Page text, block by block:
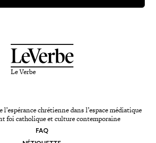
Le Verbe
chrétienne dans l’espace médiatique
foi catholique et culture contemporaine
FAQ